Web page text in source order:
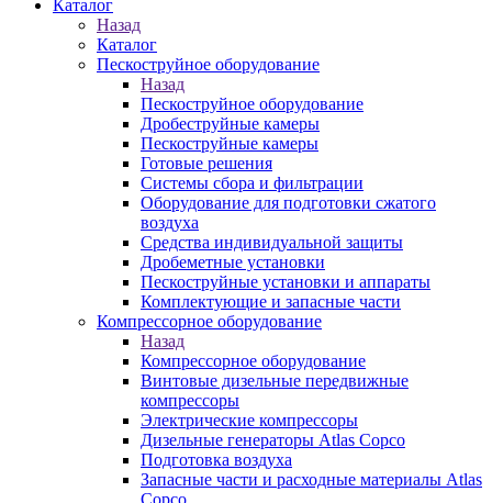
Каталог
Назад
Каталог
Пескоструйное оборудование
Назад
Пескоструйное оборудование
Дробеструйные камеры
Пескоструйные камеры
Готовые решения
Системы сбора и фильтрации
Оборудование для подготовки сжатого
воздуха
Средства индивидуальной защиты
Дробеметные установки
Пескоструйные установки и аппараты
Комплектующие и запасные части
Компрессорное оборудование
Назад
Компрессорное оборудование
Винтовые дизельные передвижные
компрессоры
Электрические компрессоры
Дизельные генераторы Atlas Copco
Подготовка воздуха
Запасные части и расходные материалы Atlas
Copco